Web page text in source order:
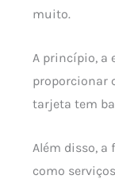
muito.
A princípio, a
proporcionar
tarjeta tem
Além disso,
como